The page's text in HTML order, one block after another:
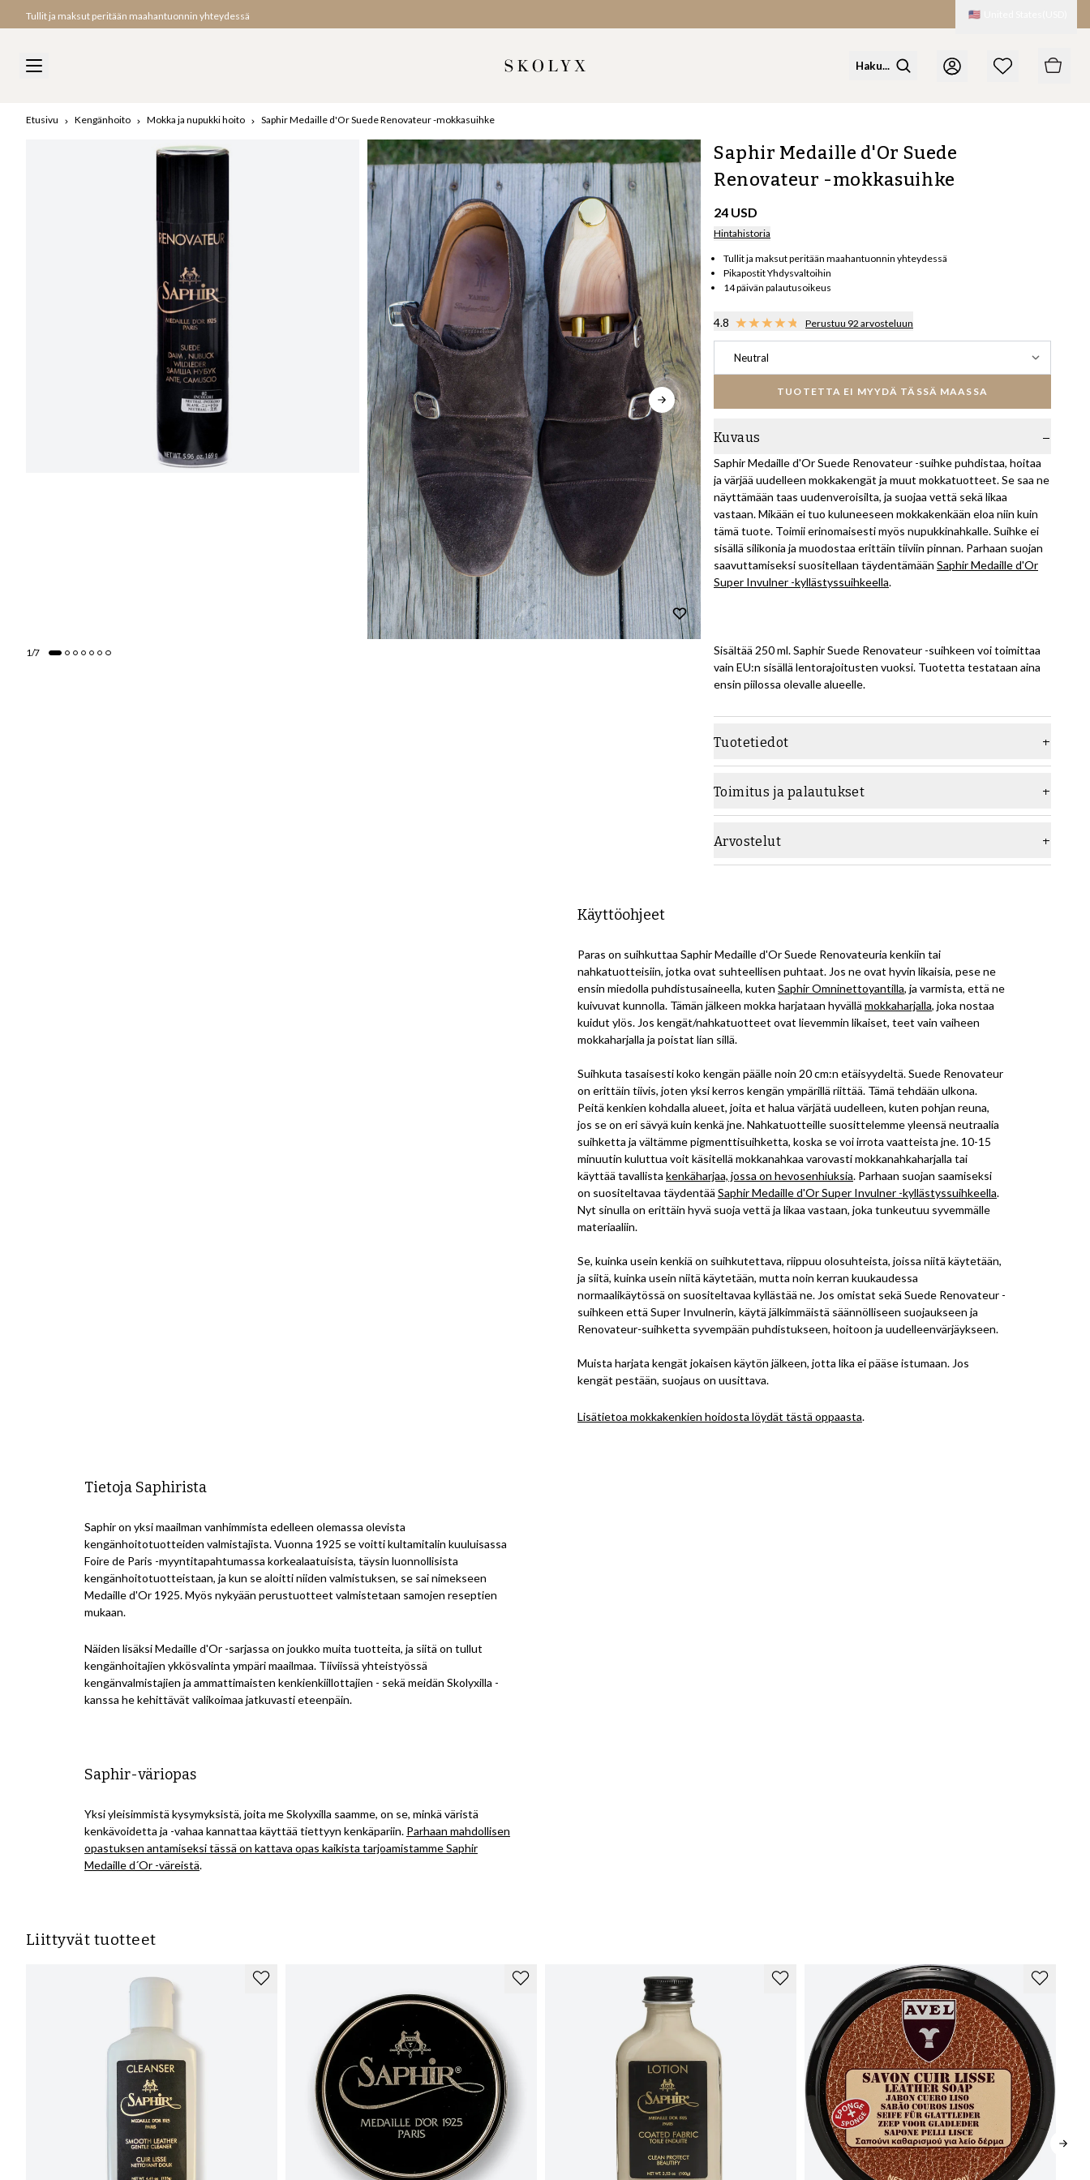
Tullit ja maksut peritään maahantuonnin yhteydessä 🇺🇸
Etusivu Kengänhoito Mokka ja nupukki hoito Saphir Medaille d'Or Suede Renovateur -mokkasuihke
1/7
Saphir Medaille d'Or Suede
Renovateur -mokkasuihke
24 USD
Hintahistoria
Tullit ja maksut peritään maahantuonnin yhteydessä
Pikapostit Yhdysvaltoihin
14 päivän palautusoikeus
4.8 Perustuu 92 arvosteluun
Neutral
TUOTETTA EI MYYDÄ TÄSSÄ MAASSA
Kuvaus
Saphir Medaille d'Or Suede Renovateur -suihke puhdistaa, hoitaa
ja värjää uudelleen mokkakengät ja muut mokkatuotteet. Se saa ne
näyttämään taas uudenveroisilta, ja suojaa vettä sekä likaa
vastaan. Mikään ei tuo kuluneeseen mokkakenkään eloa niin kuin
tämä tuote. Toimii erinomaisesti myös nupukkinahkalle. Suihke ei
sisällä silikonia ja muodostaa erittäin tiiviin pinnan. Parhaan suojan
saavuttamiseksi suositellaan täydentämään Saphir Medaille d'Or
Super Invulner -kyllästyssuihkeella.
Sisältää 250 ml. Saphir Suede Renovateur -suihkeen voi toimittaa
vain EU:n sisällä lentorajoitusten vuoksi. Tuotetta testataan aina
ensin piilossa olevalle alueelle.
Tuotetiedot
Toimitus ja palautukset
Arvostelut
Käyttöohjeet
Paras on suihkuttaa Saphir Medaille d'Or Suede Renovateuria kenkiin tai
nahkatuotteisiin, jotka ovat suhteellisen puhtaat. Jos ne ovat hyvin likaisia, pese ne
ensin miedolla puhdistusaineella, kuten Saphir Omninettoyantilla, ja varmista, että ne
kuivuvat kunnolla. Tämän jälkeen mokka harjataan hyvällä mokkaharjalla, joka nostaa
kuidut ylös. Jos kengät/nahkatuotteet ovat lievemmin likaiset, teet vain vaiheen
mokkaharjalla ja poistat lian sillä.
Suihkuta tasaisesti koko kengän päälle noin 20 cm:n etäisyydeltä. Suede Renovateur
on erittäin tiivis, joten yksi kerros kengän ympärillä riittää. Tämä tehdään ulkona.
Peitä kenkien kohdalla alueet, joita et halua värjätä uudelleen, kuten pohjan reuna,
jos se on eri sävyä kuin kenkä jne. Nahkatuotteille suosittelemme yleensä neutraalia
suihketta ja vältämme pigmenttisuihketta, koska se voi irrota vaatteista jne. 10-15
minuutin kuluttua voit käsitellä mokkanahkaa varovasti mokkanahkaharjalla tai
käyttää tavallista kenkäharjaa, jossa on hevosenhiuksia. Parhaan suojan saamiseksi
on suositeltavaa täydentää Saphir Medaille d'Or Super Invulner -kyllästyssuihkeella.
Nyt sinulla on erittäin hyvä suoja vettä ja likaa vastaan, joka tunkeutuu syvemmälle
materiaaliin.
Se, kuinka usein kenkiä on suihkutettava, riippuu olosuhteista, joissa niitä käytetään,
ja siitä, kuinka usein niitä käytetään, mutta noin kerran kuukaudessa
normaalikäytössä on suositeltavaa kyllästää ne. Jos omistat sekä Suede Renovateur -
suihkeen että Super Invulnerin, käytä jälkimmäistä säännölliseen suojaukseen ja
Renovateur-suihketta syvempään puhdistukseen, hoitoon ja uudelleenvärjäykseen.
Muista harjata kengät jokaisen käytön jälkeen, jotta lika ei pääse istumaan. Jos
kengät pestään, suojaus on uusittava.
Lisätietoa mokkakenkien hoidosta löydät tästä oppaasta.
Tietoja Saphirista
Saphir on yksi maailman vanhimmista edelleen olemassa olevista
kengänhoitotuotteiden valmistajista. Vuonna 1925 se voitti kultamitalin kuuluisassa
Foire de Paris -myyntitapahtumassa korkealaatuisista, täysin luonnollisista
kengänhoitotuotteistaan, ja kun se aloitti niiden valmistuksen, se sai nimekseen
Medaille d'Or 1925. Myös nykyään perustuotteet valmistetaan samojen reseptien
mukaan.
Näiden lisäksi Medaille d'Or -sarjassa on joukko muita tuotteita, ja siitä on tullut
kengänhoitajien ykkösvalinta ympäri maailmaa. Tiiviissä yhteistyössä
kengänvalmistajien ja ammattimaisten kenkienkiillottajien - sekä meidän Skolyxilla -
kanssa he kehittävät valikoimaa jatkuvasti eteenpäin.
Saphir-väriopas
Yksi yleisimmistä kysymyksistä, joita me Skolyxilla saamme, on se, minkä väristä
kenkävoidetta ja -vahaa kannattaa käyttää tiettyyn kenkäpariin. Parhaan mahdollisen
opastuksen antamiseksitässä on kattava opas kaikista tarjoamistamme Saphir
Medaille d´Or -väreistä.
Liittyvät tuotteet